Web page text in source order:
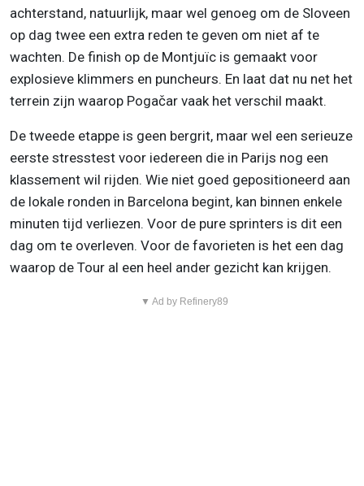
achterstand, natuurlijk, maar wel genoeg om de Sloveen
op dag twee een extra reden te geven om niet af te
wachten. De finish op de Montjuïc is gemaakt voor
explosieve klimmers en puncheurs. En laat dat nu net het
terrein zijn waarop Pogačar vaak het verschil maakt.
De tweede etappe is geen bergrit, maar wel een serieuze
eerste stresstest voor iedereen die in Parijs nog een
klassement wil rijden. Wie niet goed gepositioneerd aan
de lokale ronden in Barcelona begint, kan binnen enkele
minuten tijd verliezen. Voor de pure sprinters is dit een
dag om te overleven. Voor de favorieten is het een dag
waarop de Tour al een heel ander gezicht kan krijgen.
▼ Ad by Refinery89